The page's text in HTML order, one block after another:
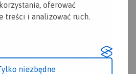
oferować
treści i analizować ruch.
niezbędne